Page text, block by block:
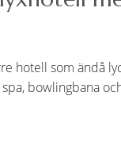
hotell som ändå
bowlingbana